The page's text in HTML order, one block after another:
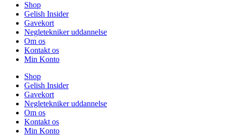
Shop
Gelish Insider
Gavekort
Negletekniker uddannelse
Om os
Kontakt os
Min Konto
Shop
Gelish Insider
Gavekort
Negletekniker uddannelse
Om os
Kontakt os
Min Konto